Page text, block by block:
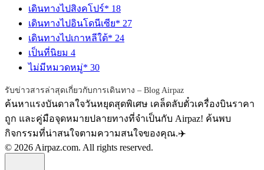
เดินทางไปสิงคโปร์* 18
เดินทางไปอินโดนีเซีย* 27
เดินทางไปเกาหลีใต้* 24
เป็นที่นิยม 4
ไม่มีหมวดหมู่* 30
รับข่าวสารล่าสุดเกี่ยวกับการเดินทาง – Blog Airpaz
ค้นหาแรงบันดาลใจวันหยุดสุดพิเศษ เคล็ดลับตั๋วเครื่องบินราคา
ถูก และคู่มือจุดหมายปลายทางที่จำเป็นกับ Airpaz! ค้นพบ
กิจกรรมที่น่าสนใจตามความสนใจของคุณ.✈️
© 2026 Airpaz.com. All rights reserved.